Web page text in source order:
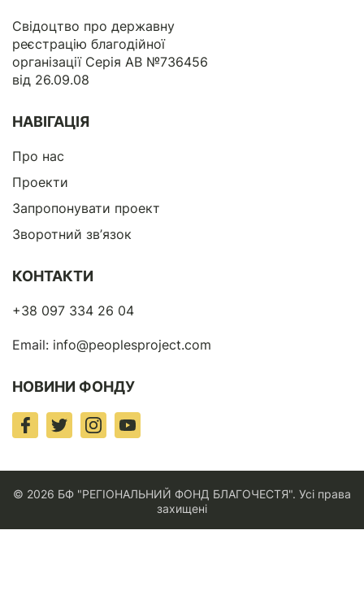
Свідоцтво про державну
реєстрацію благодійної
організації Серія АВ №736456
від 26.09.08
НАВІГАЦІЯ
Про нас
Проекти
Запропонувати проект
Зворотний зв’язок
КОНТАКТИ
+38 097 334 26 04
Email: info@peoplesproject.com
НОВИНИ ФОНДУ
© 2026 БФ "РЕГІОНАЛЬНИЙ ФОНД БЛАГОЧЕСТЯ". Усі права
захищені